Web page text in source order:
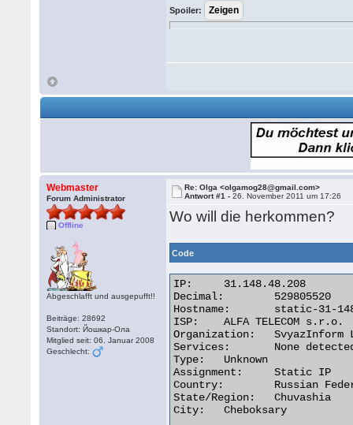
Spoiler:
Webmaster
Forum Administrator
Offline
Abgeschlafft und ausgepufft!!
Beiträge: 28692
Standort: Йошкар-Ола
Mitglied seit: 06. Januar 2008
Geschlecht:
Re: Olga <olgamog28@gmail.com>
Antwort #1 -26. November 2011 um 17:26
Wo will die herkommen?
Code
IP:	31.148.48.208
Decimal:	529805520
Hostname:	static-31-148-48-208.chebnet.ru
ISP:	ALFA TELECOM s.r.o.
Organization:	SvyazInform Ltd.
Services:	None detected
Type:	Unknown
Assignment:	Static IP
Country:	Russian Federation
State/Region:	Chuvashia
City:	Cheboksary